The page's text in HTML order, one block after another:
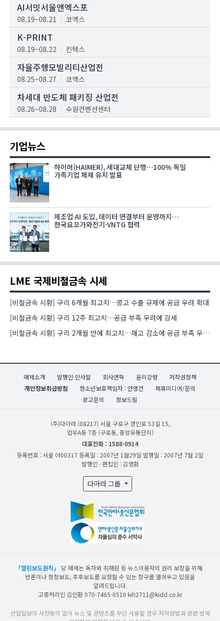
AI서밋서울앤엑스포
08.19~08.21 코엑스
K-PRINT
08.19~08.22 킨텍스
자율주행모빌리티산업전
08.25~08.27 코엑스
차세대 반도체 패키징 산업전
08.26~08.28 수원컨벤션센터
기업뉴스
하이머(HAIMER), 세대교체 단행…100% 독일
가족기업 체제 유지 발표
제조업 AI 도입, 데이터 연결부터 운영까지…
한국요꼬가와전기·VNTG 협력
LME 국제비철금속 시세
[비철금속 시황] 구리 6개월 최고치…콩고 수출 규제에 공급 우려 확대
[비철금속 시황] 구리 12주 최고치…공급 부족 우려에 강세
[비철금속 시황] 구리 2개월 만에 최고치…재고 감소에 공급 부족 우려 확대
매체소개 발행인 인사말 회사연혁 윤리강령
저작권정책
개인정보취급방침
청소년보호책임자 : 안영건
제휴미디어/문의
광고문의
정보드림
(주)다아라 (08217) 서울 구로구 경인로 53길 15,
업무A동 7층 (구로동, 중앙유통단지)
대표전화 : 1588-0914
등록번호 : 서울 아00317 등록일 : 2007년 1월29일 발행일 : 2007년 7월 2일
발행인 · 편집인 : 김영환
다아라 그룹
「열린보도원칙」
당 매체는 독자와 취재원 등 뉴스이용자의 권리 보장을 위해
반론이나 정정보도, 추후보도를 요청할 수 있는 창구를 열어두고 있음을
알려드립니다.
고충처리인 김인환 070-7465-0510 kih2711@kidd.co.kr
산업일보의 사전동의 없이 뉴스 및 콘텐츠를 무단 사용할 경우 저작권법과 관련 법에